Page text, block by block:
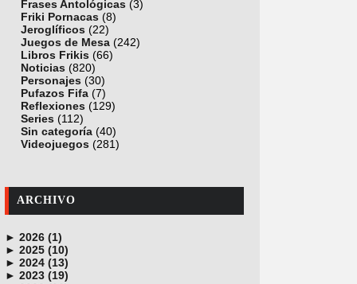
Frases Antológicas (3)
Friki Pornacas (8)
Jeroglíficos (22)
Juegos de Mesa (242)
Libros Frikis (66)
Noticias (820)
Personajes (30)
Pufazos Fifa (7)
Reflexiones (129)
Series (112)
Sin categoría (40)
Videojuegos (281)
ARCHIVO
► 2026 (1)
junio (1)
► 2025 (10)
noviembre (1)
octubre (1)
► 2024 (13)
diciembre (4)
► 2023 (19)